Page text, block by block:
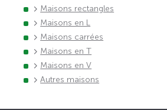
Maisons rectangles
Maisons en L
Maisons carrées
Maisons en T
Maisons en V
Autres maisons